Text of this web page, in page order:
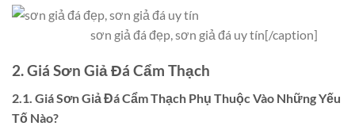
sơn giả đá đẹp, sơn giả đá uy tín[/caption]
2. Giá Sơn Giả Đá Cẩm Thạch
2.1. Giá Sơn Giả Đá Cẩm Thạch Phụ Thuộc Vào Những Yếu
Tố Nào?